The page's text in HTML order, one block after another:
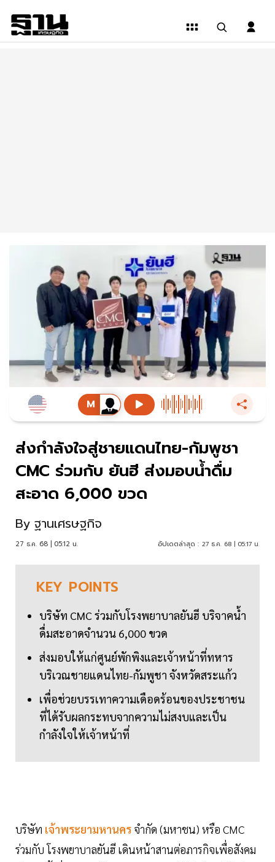
ส่งกำลังใจสู่ชายแดนไทย-กัมพูชา
CMC ร่วมกับ ยันฮี ส่งมอบน้ำดื่ม
สะอาด 6,000 ขวด
By ฐานเศรษฐกิจ
27 ธ.ค. 68 | 05:12 น. อัปเดตล่าสุด : 27 ธ.ค. 68 | 05:17 น.
KEY POINTS
บริษัท CMC ร่วมกับโรงพยาบาลยันฮี บริจาคน้ำ
ดื่มสะอาดจำนวน 6,000 ขวด
ส่งมอบให้แก่ศูนย์พักพิงและเจ้าหน้าที่ทหาร
บริเวณชายแดนไทย-กัมพูชา จังหวัดสระแก้ว
เพื่อช่วยบรรเทาความเดือดร้อนของประชาชน
ที่ได้รับผลกระทบจากความไม่สงบและเป็น
กำลังใจให้เจ้าหน้าที่
บริษัท เจ้าพระยามหานคร จำกัด (มหาชน) หรือ CMC
ร่วมกับ โรงพยาบาลยันฮี เดินหน้าสานต่อภารกิจเพื่อสังคม